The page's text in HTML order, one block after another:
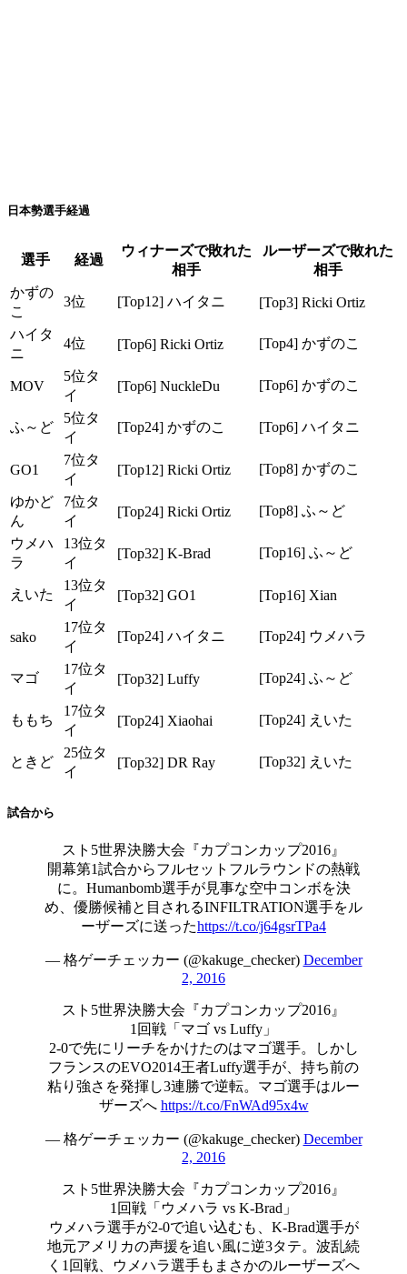
日本勢選手経過
選手 経過
ウィナーズで敗れた
相手
ルーザーズで敗れた
相手
かずの
こ
3位 [Top12] ハイタニ [Top3] Ricki Ortiz
ハイタ
ニ
4位 [Top6] Ricki Ortiz [Top4] かずのこ
MOV
5位タ
イ
[Top6] NuckleDu [Top6] かずのこ
ふ～ど
5位タ
イ
[Top24] かずのこ [Top6] ハイタニ
GO1
7位タ
イ
[Top12] Ricki Ortiz [Top8] かずのこ
ゆかど
ん
7位タ
イ
[Top24] Ricki Ortiz [Top8] ふ～ど
ウメハ
ラ
13位タ
イ
[Top32] K-Brad [Top16] ふ～ど
えいた
13位タ
イ
[Top32] GO1 [Top16] Xian
sako
17位タ
イ
[Top24] ハイタニ [Top24] ウメハラ
マゴ
17位タ
イ
[Top32] Luffy [Top24] ふ～ど
ももち
17位タ
イ
[Top24] Xiaohai [Top24] えいた
ときど
25位タ
イ
[Top32] DR Ray [Top32] えいた
試合から
スト5世界決勝大会『カプコンカップ2016』
開幕第1試合からフルセットフルラウンドの熱戦
に。Humanbomb選手が見事な空中コンボを決
め、優勝候補と目されるINFILTRATION選手をル
ーザーズに送ったhttps://t.co/j64gsrTPa4
— 格ゲーチェッカー (@kakuge_checker) December
2, 2016
スト5世界決勝大会『カプコンカップ2016』
1回戦「マゴ vs Luffy」
2-0で先にリーチをかけたのはマゴ選手。しかし
フランスのEVO2014王者Luffy選手が、持ち前の
粘り強さを発揮し3連勝で逆転。マゴ選手はルー
ザーズへ https://t.co/FnWAd95x4w
— 格ゲーチェッカー (@kakuge_checker) December
2, 2016
スト5世界決勝大会『カプコンカップ2016』
1回戦「ウメハラ vs K-Brad」
ウメハラ選手が2-0で追い込むも、K-Brad選手が
地元アメリカの声援を追い風に逆3タテ。波乱続
く1回戦、ウメハラ選手もまさかのルーザーズへ